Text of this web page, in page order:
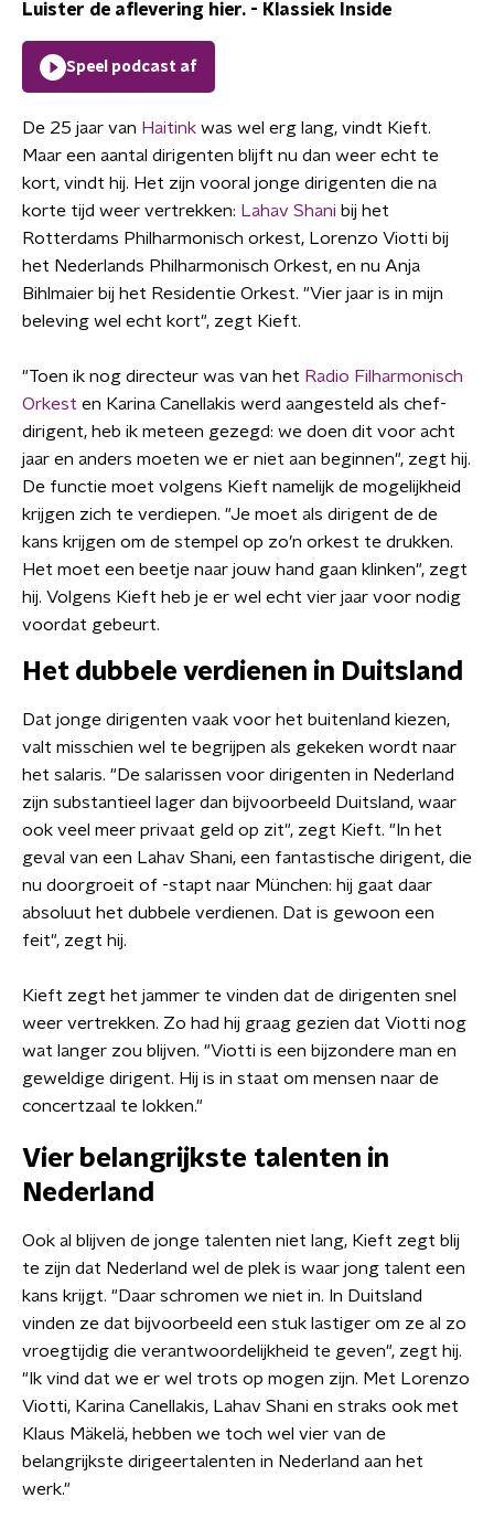
Luister de aflevering hier. - Klassiek Inside
Speel podcast af
De 25 jaar van Haitink was wel erg lang, vindt Kieft.
Maar een aantal dirigenten blijft nu dan weer echt te
kort, vindt hij. Het zijn vooral jonge dirigenten die na
korte tijd weer vertrekken: Lahav Shani bij het
Rotterdams Philharmonisch orkest, Lorenzo Viotti bij
het Nederlands Philharmonisch Orkest, en nu Anja
Bihlmaier bij het Residentie Orkest. "Vier jaar is in mijn
beleving wel echt kort", zegt Kieft.
"Toen ik nog directeur was van het Radio Filharmonisch
Orkest en Karina Canellakis werd aangesteld als chef-
dirigent, heb ik meteen gezegd: we doen dit voor acht
jaar en anders moeten we er niet aan beginnen", zegt hij.
De functie moet volgens Kieft namelijk de mogelijkheid
krijgen zich te verdiepen. "Je moet als dirigent de de
kans krijgen om de stempel op zo’n orkest te drukken.
Het moet een beetje naar jouw hand gaan klinken", zegt
hij. Volgens Kieft heb je er wel echt vier jaar voor nodig
voordat gebeurt.
Het dubbele verdienen in Duitsland
Dat jonge dirigenten vaak voor het buitenland kiezen,
valt misschien wel te begrijpen als gekeken wordt naar
het salaris. "De salarissen voor dirigenten in Nederland
zijn substantieel lager dan bijvoorbeeld Duitsland, waar
ook veel meer privaat geld op zit", zegt Kieft. "In het
geval van een Lahav Shani, een fantastische dirigent, die
nu doorgroeit of -stapt naar München: hij gaat daar
absoluut het dubbele verdienen. Dat is gewoon een
feit", zegt hij.
Kieft zegt het jammer te vinden dat de dirigenten snel
weer vertrekken. Zo had hij graag gezien dat Viotti nog
wat langer zou blijven. "Viotti is een bijzondere man en
geweldige dirigent. Hij is in staat om mensen naar de
concertzaal te lokken."
Vier belangrijkste talenten in
Nederland
Ook al blijven de jonge talenten niet lang, Kieft zegt blij
te zijn dat Nederland wel de plek is waar jong talent een
kans krijgt. "Daar schromen we niet in. In Duitsland
vinden ze dat bijvoorbeeld een stuk lastiger om ze al zo
vroegtijdig die verantwoordelijkheid te geven", zegt hij.
"Ik vind dat we er wel trots op mogen zijn. Met Lorenzo
Viotti, Karina Canellakis, Lahav Shani en straks ook met
Klaus Mäkelä, hebben we toch wel vier van de
belangrijkste dirigeertalenten in Nederland aan het
werk."